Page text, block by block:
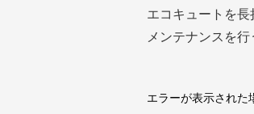
エコキュートを長
メンテナンスを
エラーが表示された